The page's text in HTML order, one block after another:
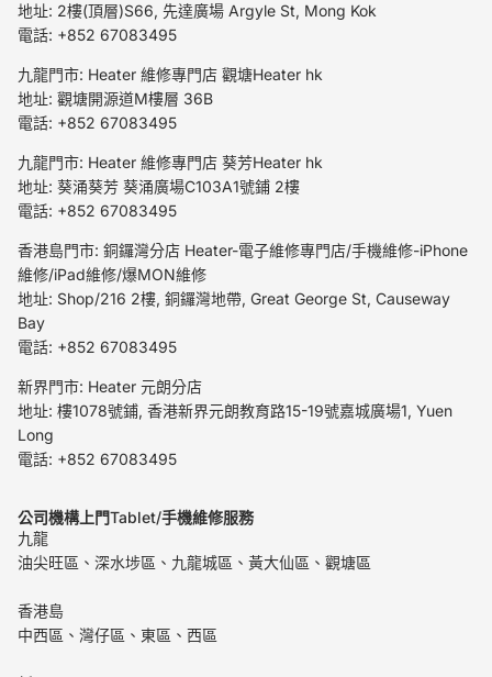
地址: 2樓(頂層)S66, 先達廣場 Argyle St, Mong Kok
電話: +852 67083495
九龍門市: Heater 維修專門店 觀塘Heater hk
地址: 觀塘開源道M樓層 36B
電話: +852 67083495
九龍門市: Heater 維修專門店 葵芳Heater hk
地址: 葵涌葵芳 葵涌廣場C103A1號鋪 2樓
電話: +852 67083495
香港島門市: 銅鑼灣分店 Heater-電子維修專門店/手機維修-iPhone
維修/iPad維修/爆MON維修
地址: Shop/216 2樓, 銅鑼灣地帶, Great George St, Causeway
Bay
電話: +852 67083495
新界門市: Heater 元朗分店
地址: 樓1078號鋪, 香港新界元朗教育路15-19號嘉城廣場1, Yuen
Long
電話: +852 67083495
公司機構上門Tablet/手機維修服務
九龍
油尖旺區、深水埗區、九龍城區、黃大仙區、觀塘區
香港島
中西區、灣仔區、東區、西區